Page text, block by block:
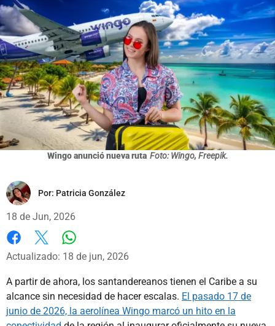
Wingo anunció nueva ruta Foto: Wingo, Freepik.
Por: Patricia González
18 de Jun, 2026
Facebook
X
Actualizado: 18 de jun, 2026
A partir de ahora, los santandereanos tienen el Caribe a su
alcance sin necesidad de hacer escalas. El pasado 17 de
junio de 2026, la aerolínea Wingo marcó un hito en la